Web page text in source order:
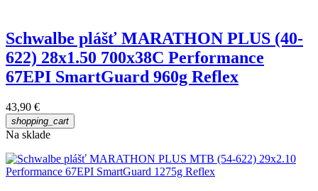
Schwalbe plášť MARATHON PLUS (40-
622) 28x1.50 700x38C Performance
67EPI SmartGuard 960g Reflex
43,90 €
shopping_cart
Na sklade